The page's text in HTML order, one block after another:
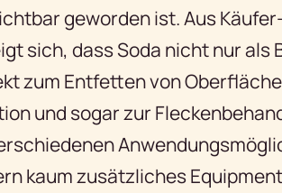
geworden ist. Aus
sich, dass Soda nicht nur als
zum Entfetten von
und sogar zur
kaum zusätzliches